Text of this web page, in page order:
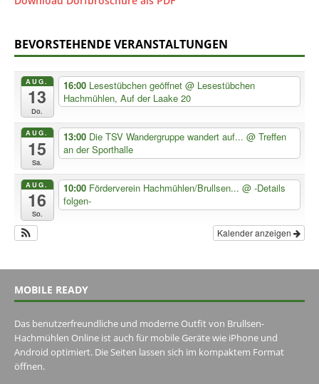
BEVORSTEHENDE VERANSTALTUNGEN
AUG.
13
Do.
16:00 Lesestübchen geöffnet @ Lesestübchen
Hachmühlen, Auf der Laake 20
AUG.
15
Sa.
13:00 Die TSV Wandergruppe wandert auf... @ Treffen
an der Sporthalle
AUG.
16
So.
10:00 Förderverein Hachmühlen/Brullsen... @ -Details
folgen-
Kalender anzeigen
MOBILE READY
Das benutzerfreundliche und moderne Outfit von Brullsen-
Hachmühlen Online ist auch für mobile Geräte wie iPhone und
Android optimiert. Die Seiten lassen sich im kompaktem Format
öffnen.